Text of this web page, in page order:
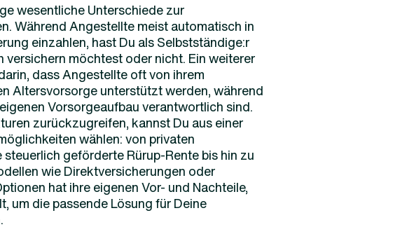
wesentliche Unterschiede zur
Während Angestellte meist automatisch in
einzahlen, hast Du als Selbstständige:r
versichern möchtest oder nicht. Ein weiterer
dass Angestellte oft von ihrem
Altersvorsorge unterstützt werden, während
Vorsorgeaufbau verantwortlich sind.
zurückzugreifen, kannst Du aus einer
wählen: von privaten
geförderte Rürup-Rente bis hin zu
wie Direktversicherungen oder
hat ihre eigenen Vor- und Nachteile,
um die passende Lösung für Deine